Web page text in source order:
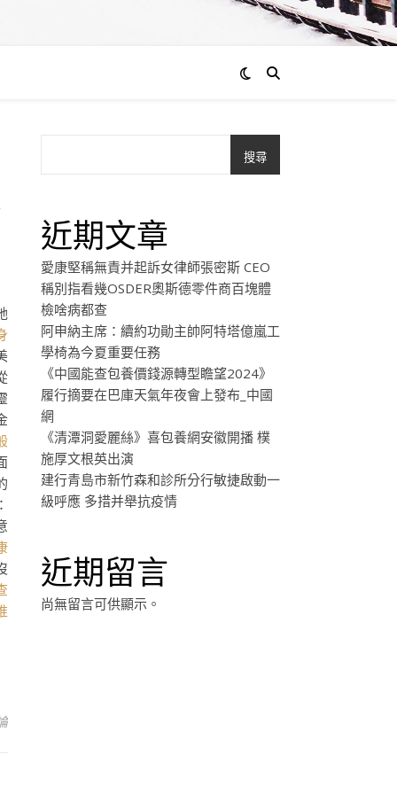
搜尋
近期文章
愛康堅稱無責并起訴女律師張密斯 CEO
稱別指看幾OSDER奧斯德零件商百塊體
檢啥病都查
阿申納主席：續約功勛主帥阿特塔億嵐工
學椅為今夏重要任務
《中國能查包養價錢源轉型瞻望2024》
履行摘要在巴庫天氣年夜會上發布_中國
網
《清潭洞愛麗絲》喜包養網安徽開播 樸
施厚文根英出演
建行青島市新竹森和診所分行敏捷啟動一
級呼應 多措并舉抗疫情
近期留言
尚無留言可供顯示。